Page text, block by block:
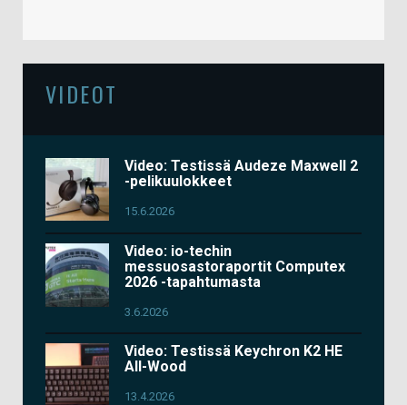
VIDEOT
Video: Testissä Audeze Maxwell 2
-pelikuulokkeet
15.6.2026
Video: io-techin
messuosastoraportit Computex
2026 -tapahtumasta
3.6.2026
Video: Testissä Keychron K2 HE
All-Wood
13.4.2026